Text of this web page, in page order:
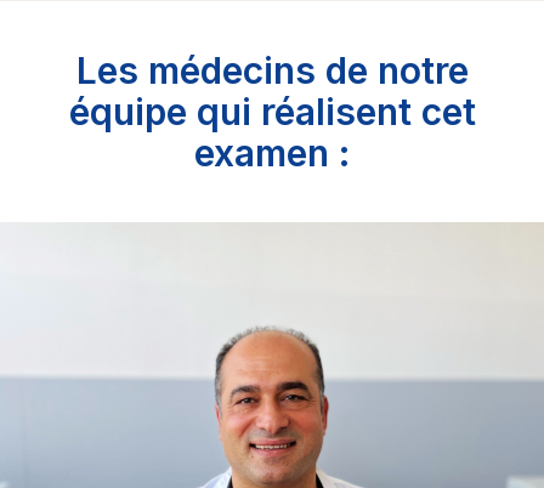
Les médecins de notre
équipe qui réalisent cet
examen :